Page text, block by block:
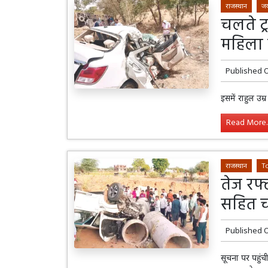
राजस्थान
चलते
Published
इसमें राहुल
Read
राजस्थान
तेज
सहित
Published
सूचना पर